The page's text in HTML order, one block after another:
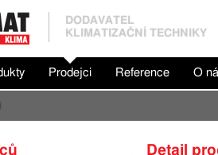
DODAVATEL
KLIMATIZAČNÍ TECHNIKY
Prodejci Reference O
Detail